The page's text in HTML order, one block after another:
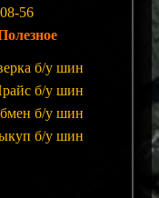
56
б/у шин
б/у шин
б/у шин
б/у шин